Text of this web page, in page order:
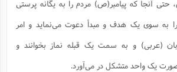
حتی آنجا که پیامبر(ص) مردم را به یگانه پرستی
به سوی یک هدف و مبدأ دعوت می‌نماید و امر
(عربی) و به سمت یک قبله نماز بخوانند و
یک واحد متشکل در می‌آورد.